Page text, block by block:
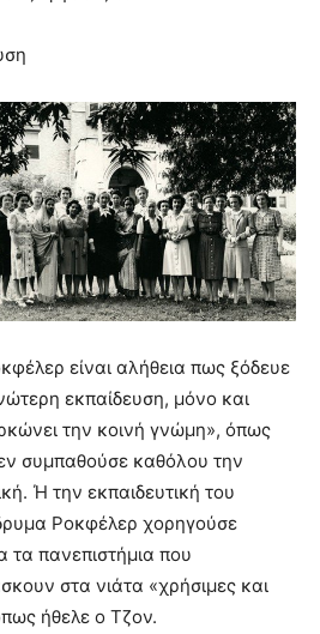
είναι αλήθεια πως ξόδευε
εκπαίδευση, μόνο και
την κοινή γνώμη», όπως
συμπαθούσε καθόλου την
Ή την εκπαιδευτική του
Ροκφέλερ χορηγούσε
τα πανεπιστήμια που
στα νιάτα «χρήσιμες και
ήθελε ο Τζον.